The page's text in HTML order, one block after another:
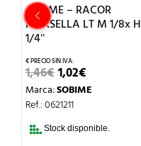
SOBIME – RACOR
MARSELLA LT M 1/8x H
1/4″
1,46€EL
PRECIO
ORIGINAL
ERA:
1,02€PRECIO
ACTUAL
Marca:SOBIME
Ref.: 0621211
Stock disponible.